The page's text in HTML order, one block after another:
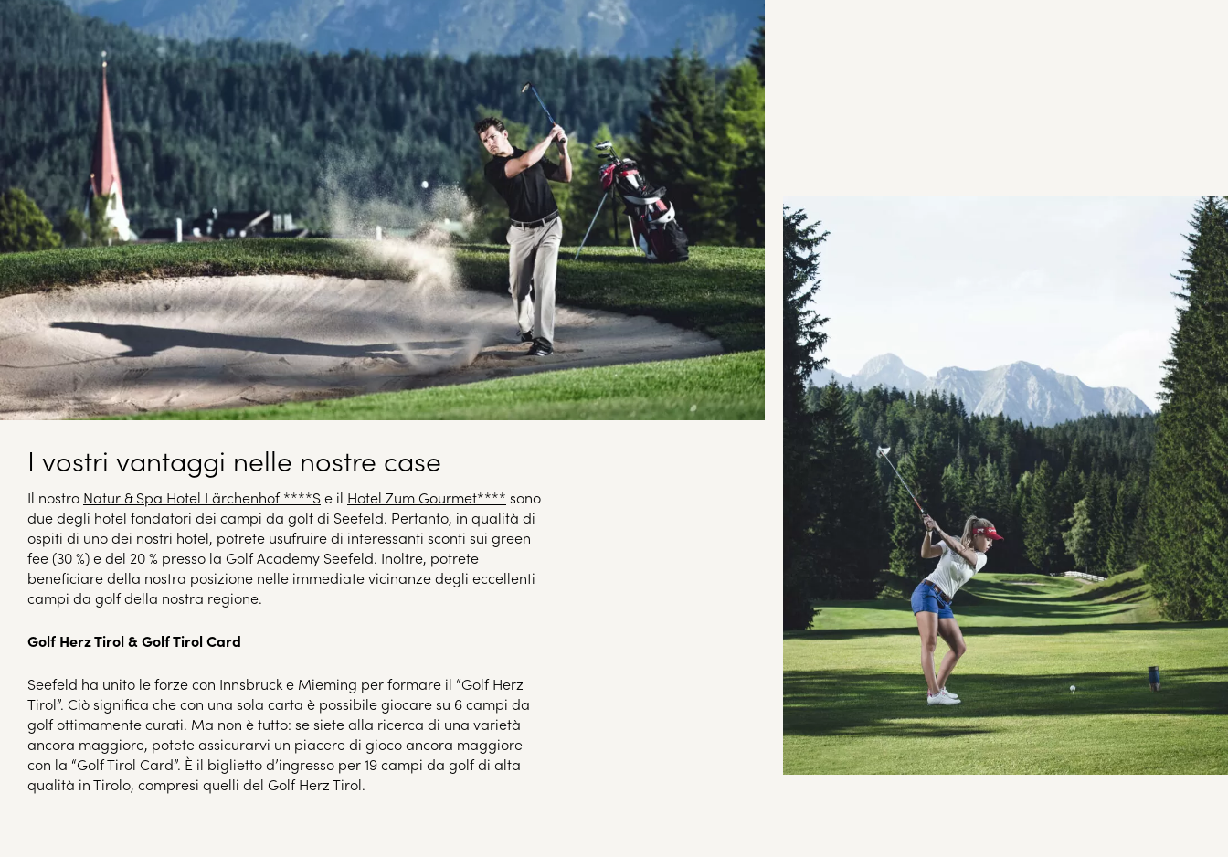
I vostri vantaggi nelle nostre case
Il nostro Natur & Spa Hotel Lärchenhof ****Se il Hotel Zum Gourmet**** sono
due degli hotel fondatori dei campi da golf di Seefeld. Pertanto, in qualità di
ospiti di uno dei nostri hotel, potrete usufruire di interessanti sconti sui green
fee (30 %) e del 20 % presso la Golf Academy Seefeld. Inoltre, potrete
beneficiare della nostra posizione nelle immediate vicinanze degli eccellenti
campi da golf della nostra regione.
Golf Herz Tirol & Golf Tirol Card
Seefeld ha unito le forze con Innsbruck e Mieming per formare il “Golf Herz
Tirol”. Ciò significa che con una sola carta è possibile giocare su 6 campi da
golf ottimamente curati. Ma non è tutto: se siete alla ricerca di una varietà
ancora maggiore, potete assicurarvi un piacere di gioco ancora maggiore
con la “Golf Tirol Card”. È il biglietto d’ingresso per 19 campi da golf di alta
qualità in Tirolo, compresi quelli del Golf Herz Tirol.